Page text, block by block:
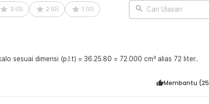
pembelian produk ini:
Bag Travel Backpack Waterproof 90L - GC90
3 (0) 2 (0) 1 (0) Cari Ulasan
sesuai dimensi (p.l.t) = 36.25.80 = 72.000 cm³ alias 72 liter..
Membantu (25